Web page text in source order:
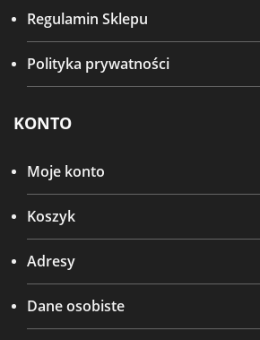
Regulamin Sklepu
Polityka prywatności
KONTO
Moje konto
Koszyk
Adresy
Dane osobiste